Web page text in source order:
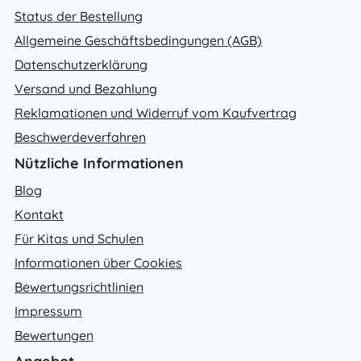
Status der Bestellung
Allgemeine Geschäftsbedingungen (AGB)
Datenschutzerklärung
Versand und Bezahlung
Reklamationen und Widerruf vom Kaufvertrag
Beschwerdeverfahren
Nützliche Informationen
Blog
Kontakt
Für Kitas und Schulen
Informationen über Cookies
Bewertungsrichtlinien
Impressum
Bewertungen